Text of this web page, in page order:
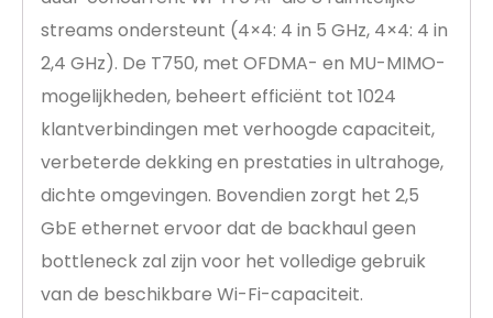
streams ondersteunt (4×4: 4 in 5 GHz, 4×4: 4 in
2,4 GHz). De T750, met OFDMA- en MU-MIMO-
mogelijkheden, beheert efficiënt tot 1024
klantverbindingen met verhoogde capaciteit,
verbeterde dekking en prestaties in ultrahoge,
dichte omgevingen. Bovendien zorgt het 2,5
GbE ethernet ervoor dat de backhaul geen
bottleneck zal zijn voor het volledige gebruik
van de beschikbare Wi-Fi-capaciteit.